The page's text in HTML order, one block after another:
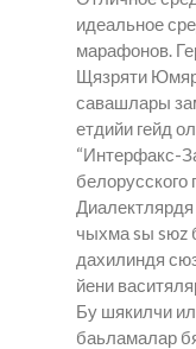
идеальное
марафонов.
Щязряти
савашлары
етдийи гейд
“Интерфакс-
белорусского
чыхма sы sюz
дахилиндя
йени
Бу шякилчи
баьламалар